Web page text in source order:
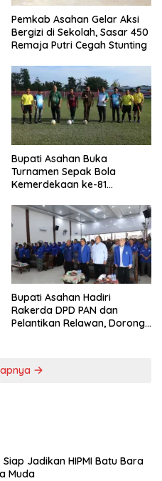
Pemkab Asahan Gelar Aksi
Bergizi di Sekolah, Sasar 450
Remaja Putri Cegah Stunting
Bupati Asahan Buka
Turnamen Sepak Bola
Kemerdekaan ke-81
0208/Asahan
Bupati Asahan Hadiri
Rakerda DPD PAN dan
Pelantikan Relawan, Dorong
Jadikan HIPMI Batu Bara
Muda